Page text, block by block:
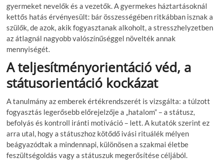
gyermeket nevelők és a vezetők. A gyermekes háztartásoknál
kettős hatás érvényesült: bár összességében ritkábban isznak a
szülők, de azok, akik fogyasztanak alkoholt, a stresszhelyzetben
az átlagnál nagyobb valószínűséggel növelték annak
mennyiségét.
A teljesítményorientáció véd, a
státusorientáció kockázat
A tanulmány az emberek értékrendszerét is vizsgálta: a túlzott
fogyasztás legerősebb előrejelzője a „hatalom” – a státusz,
befolyás és kontroll iránti motiváció – lett. A kutatók szerint ez
arra utal, hogy a státuszhoz kötődő ivási rituálék mélyen
beágyazódtak a mindennapi, különösen a szakmai életbe
feszültségoldás vagy a státuszuk megerősítése céljából.